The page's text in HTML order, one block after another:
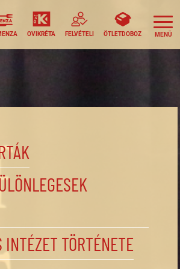
OVIKRÉTA FELVÉTELI ÖTLETDOBOZ
INTÉZET TÖRTÉNETE